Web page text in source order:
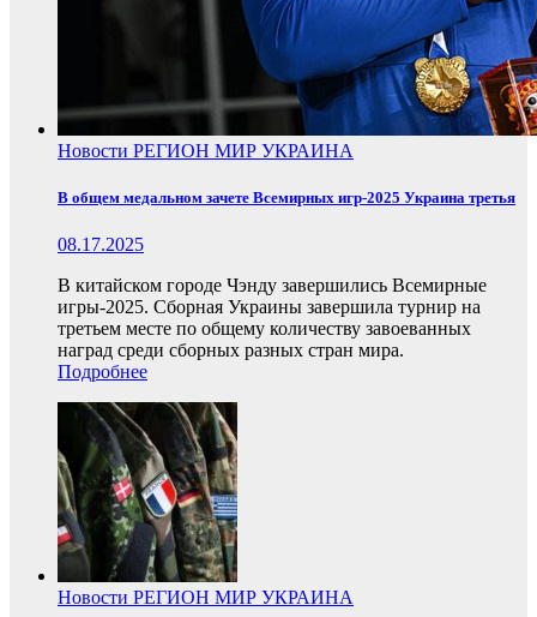
Новости РЕГИОН МИР УКРАИНА
В общем медальном зачете Всемирных игр-2025 Украина третья
08.17.2025
В китайском городе Чэнду завершились Всемирные
игры-2025. Сборная Украины завершила турнир на
третьем месте по общему количеству завоеванных
наград среди сборных разных стран мира.
Подробнее
Новости РЕГИОН МИР УКРАИНА